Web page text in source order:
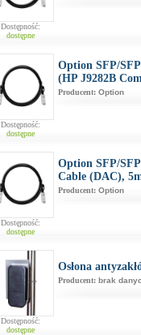
Dostępność:
dostępne
Dostępność:
dostępne
Option SFP/
(HP J9282B
Producent: Option
Dostępność:
dostępne
Option SFP/
Cable (DAC),
Producent: Option
Dostępność:
dostępne
Osłona
Producent: brak